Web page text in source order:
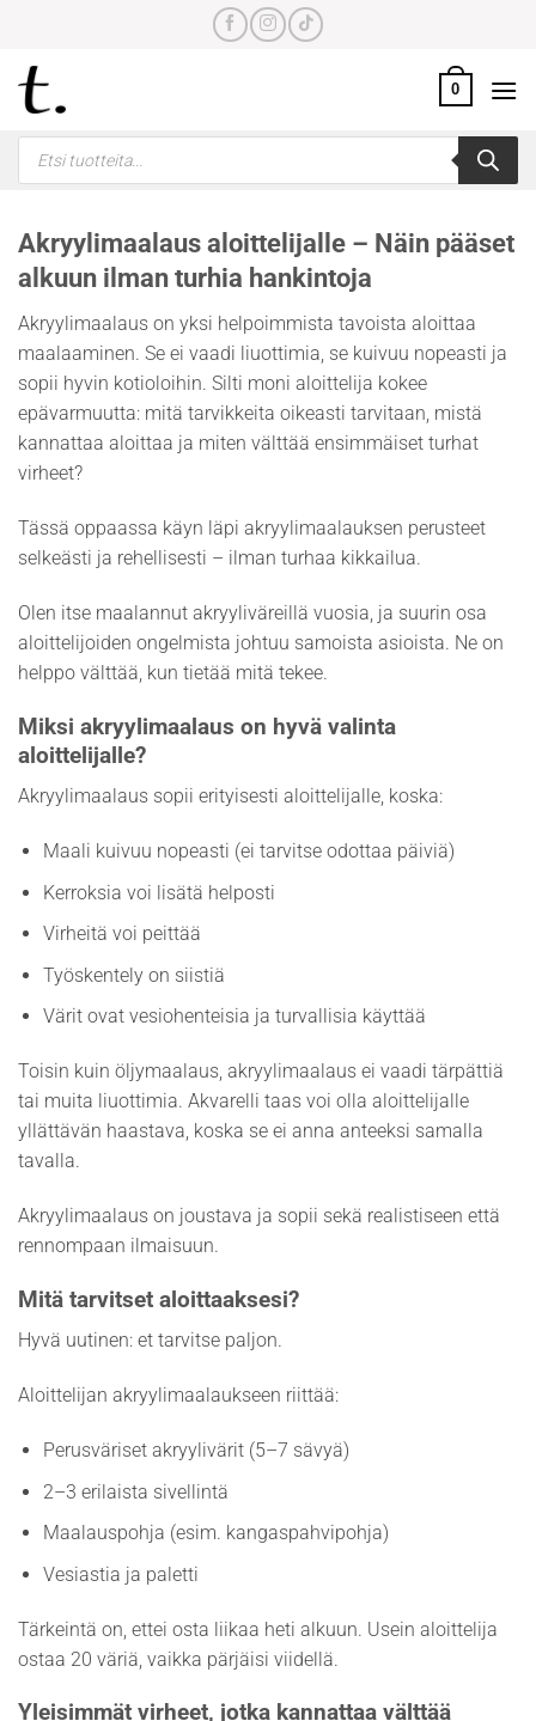
content
0
Products
search
Akryylimaalaus aloittelijalle – Näin pääset
alkuun ilman turhia hankintoja
Akryylimaalaus on yksi helpoimmista tavoista aloittaa
maalaaminen. Se ei vaadi liuottimia, se kuivuu nopeasti ja
sopii hyvin kotioloihin. Silti moni aloittelija kokee
epävarmuutta: mitä tarvikkeita oikeasti tarvitaan, mistä
kannattaa aloittaa ja miten välttää ensimmäiset turhat
virheet?
Tässä oppaassa käyn läpi akryylimaalauksen perusteet
selkeästi ja rehellisesti – ilman turhaa kikkailua.
Olen itse maalannut akryyliväreillä vuosia, ja suurin osa
aloittelijoiden ongelmista johtuu samoista asioista. Ne on
helppo välttää, kun tietää mitä tekee.
Miksi akryylimaalaus on hyvä valinta
aloittelijalle?
Akryylimaalaus sopii erityisesti aloittelijalle, koska:
Maali kuivuu nopeasti (ei tarvitse odottaa päiviä)
Kerroksia voi lisätä helposti
Virheitä voi peittää
Työskentely on siistiä
Värit ovat vesiohenteisia ja turvallisia käyttää
Toisin kuin öljymaalaus, akryylimaalaus ei vaadi tärpättiä
tai muita liuottimia. Akvarelli taas voi olla aloittelijalle
yllättävän haastava, koska se ei anna anteeksi samalla
tavalla.
Akryylimaalaus on joustava ja sopii sekä realistiseen että
rennompaan ilmaisuun.
Mitä tarvitset aloittaaksesi?
Hyvä uutinen: et tarvitse paljon.
Aloittelijan akryylimaalaukseen riittää:
Perusväriset akryylivärit (5–7 sävyä)
2–3 erilaista sivellintä
Maalauspohja (esim. kangaspahvipohja)
Vesiastia ja paletti
Tärkeintä on, ettei osta liikaa heti alkuun. Usein aloittelija
ostaa 20 väriä, vaikka pärjäisi viidellä.
Yleisimmät virheet, jotka kannattaa välttää